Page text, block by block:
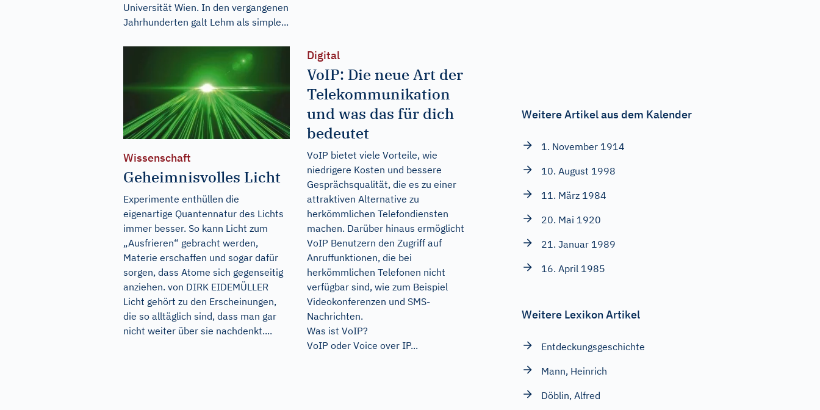
Universität Wien. In den vergangenen
Jahrhunderten galt Lehm als simple...
Wissenschaft
Geheimnisvolles Licht
Experimente enthüllen die
eigenartige Quantennatur des Lichts
immer besser. So kann Licht zum
„Ausfrieren“ gebracht werden,
Materie erschaffen und sogar dafür
sorgen, dass Atome sich gegenseitig
anziehen. von DIRK EIDEMÜLLER
Licht gehört zu den Erscheinungen,
die so alltäglich sind, dass man gar
nicht weiter über sie nachdenkt....
Digital
VoIP: Die neue Art der
Telekommunikation
und was das für dich
bedeutet
VoIP bietet viele Vorteile, wie
niedrigere Kosten und bessere
Gesprächsqualität, die es zu einer
attraktiven Alternative zu
herkömmlichen Telefondiensten
machen. Darüber hinaus ermöglicht
VoIP Benutzern den Zugriff auf
Anruffunktionen, die bei
herkömmlichen Telefonen nicht
verfügbar sind, wie zum Beispiel
Videokonferenzen und SMS-
Nachrichten.
Was ist VoIP?
VoIP oder Voice over IP...
Weitere Artikel aus dem Kalender
1. November 1914
10. August 1998
11. März 1984
20. Mai 1920
21. Januar 1989
16. April 1985
Weitere Lexikon Artikel
Entdeckungsgeschichte
Mann, Heinrich
Döblin, Alfred